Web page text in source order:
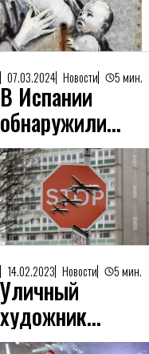
07.03.2024 Новости 5 мин.
В Испании
обнаружили
несколько
точек
продаж
поддельных
картин
Бэнкси
14.02.2023 Новости 5 мин.
Уличный
художник
Бэнкси